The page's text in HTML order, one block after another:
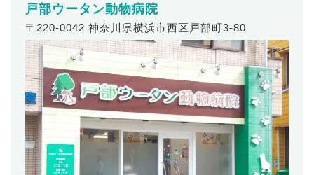
戸部ウータン動物病院
〒220-0042 神奈川県横浜市西区戸部町3-80